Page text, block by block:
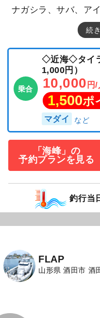
ナガシラ、サバ、ア
続
乗合
◇近海◇タイ
1,000円）
10,000 円/
1,500ポ
マダイ
「海峰」の
予約プランを見る
釣行当
FLAP
山形県 酒田市 酒